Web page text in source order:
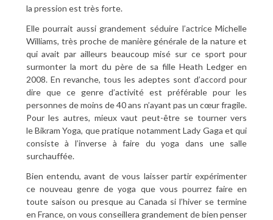
la pression est très forte.
Elle pourrait aussi grandement séduire l’actrice Michelle
Williams, très proche de manière générale de la nature et
qui avait par ailleurs beaucoup misé sur ce sport pour
surmonter la mort du père de sa fille Heath Ledger en
2008. En revanche, tous les adeptes sont d’accord pour
dire que ce genre d’activité est préférable pour les
personnes de moins de 40 ans n’ayant pas un cœur fragile.
Pour les autres, mieux vaut peut-être se tourner vers
le Bikram Yoga, que pratique notamment Lady Gaga et qui
consiste à l’inverse à faire du yoga dans une salle
surchauffée.
Bien entendu, avant de vous laisser partir expérimenter
ce nouveau genre de yoga que vous pourrez faire en
toute saison ou presque au Canada si l’hiver se termine
en France, on vous conseillera grandement de bien penser